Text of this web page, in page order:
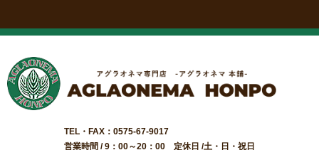
TEL・FAX：0575-67-9017
営業時間 / 9：00～20：00 定休日 /土・日・祝日